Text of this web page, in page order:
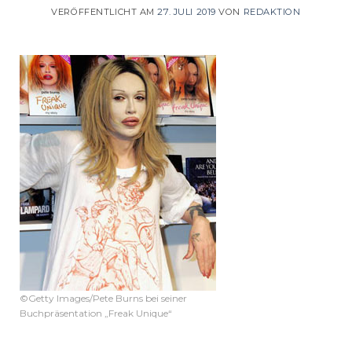
VERÖFFENTLICHT AM27. JULI 2019 VON REDAKTION
©Getty Images/Pete Burns bei seiner
Buchpräsentation „Freak Unique“